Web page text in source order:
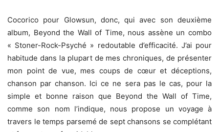
Cocorico pour Glowsun, donc, qui avec son deuxième
album, Beyond the Wall of Time, nous assène un combo
« Stoner-Rock-Psyché » redoutable d’efficacité. J’ai pour
habitude dans la plupart de mes chroniques, de présenter
mon point de vue, mes coups de cœur et déceptions,
chanson par chanson. Ici ce ne sera pas le cas, pour la
simple et bonne raison que Beyond the Wall of Time,
comme son nom l’indique, nous propose un voyage à
travers le temps parsemé de sept chansons se complétant